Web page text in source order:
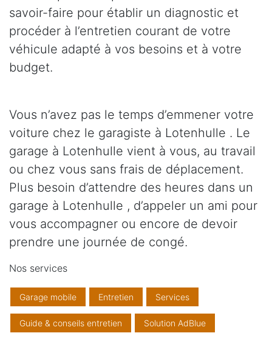
savoir-faire pour établir un diagnostic et
procéder à l’entretien courant de votre
véhicule adapté à vos besoins et à votre
budget.
Vous n’avez pas le temps d’emmener votre
voiture chez le garagiste à Lotenhulle . Le
garage à Lotenhulle vient à vous, au travail
ou chez vous sans frais de déplacement.
Plus besoin d’attendre des heures dans un
garage à Lotenhulle , d’appeler un ami pour
vous accompagner ou encore de devoir
prendre une journée de congé.
Nos services
Garage mobile Entretien Services
Guide & conseils entretien Solution AdBlue